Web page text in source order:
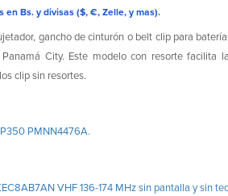
en Bs. y divisas ($, €, Zelle, y mas).
gancho de cinturón o belt clip para
City. Este modelo con resorte facilita
clip sin resortes.
PMNN4476A.
VHF 136-174 MHz sin pantalla y sin